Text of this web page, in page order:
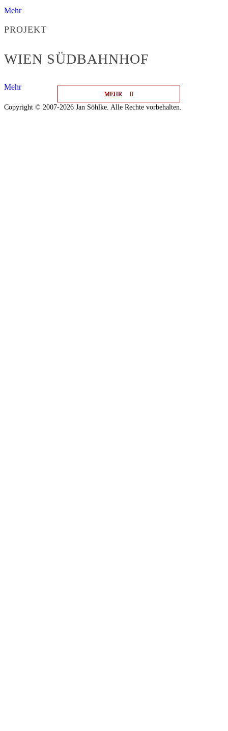
MEHR
MEHR
MEHR
Mehr
PROJEKT
WIEN SÜDBAHNHOF
Mehr
Copyright © 2007-2026 Jan Söhlke. Alle Rechte vorbehalten.